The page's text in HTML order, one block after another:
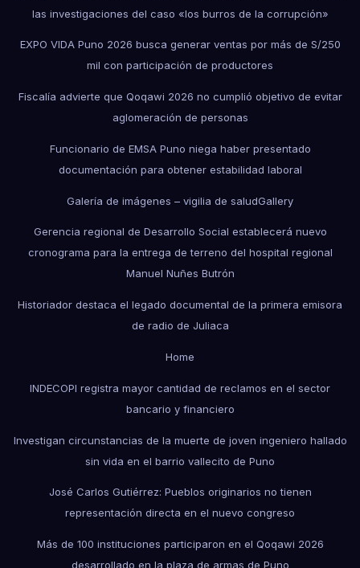
las investigaciones del caso «los burros de la corrupción»
EXPO VIDA Puno 2026 busca generar ventas por más de S/250
mil con participación de productores
Fiscalía advierte que Qoqawi 2026 no cumplió objetivo de evitar
aglomeración de personas
Funcionario de EMSA Puno niega haber presentado
documentación para obtener estabilidad laboral
Galería de imágenes – vigilia de saludGallery
Gerencia regional de Desarrollo Social establecerá nuevo
cronograma para la entrega de terreno del hospital regional
Manuel Nuñes Butrón
Historiador destaca el legado documental de la primera emisora
de radio de Juliaca
Home
INDECOPI registra mayor cantidad de reclamos en el sector
bancario y financiero
Investigan circunstancias de la muerte de joven ingeniero hallado
sin vida en el barrio vallecito de Puno
José Carlos Gutiérrez: Pueblos originarios no tienen
representación directa en el nuevo congreso
Más de 100 instituciones participaron en el Qoqawi 2026
desarrollado en la plaza de armas de Puno